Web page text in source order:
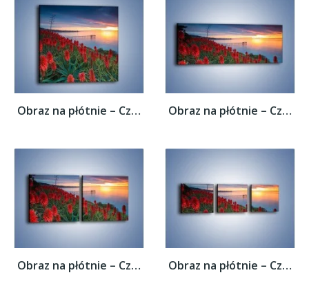
Obraz na płótnie – Czerwone głowy kwiatów... Obraz na płótnie – Czerwone głowy kwiatów...
Obraz na płótnie – Czerwone głowy kwiatów... Obraz na płótnie – Czerwone głowy kwiatów...